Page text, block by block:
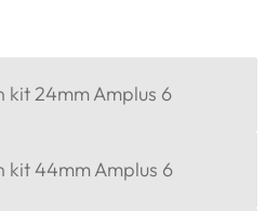
kit 24mm Amplus 6
kit 44mm Amplus 6